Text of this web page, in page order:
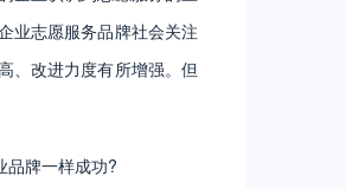
业志愿服务品牌社会关注
、改进力度有所增强。但
品牌一样成功?